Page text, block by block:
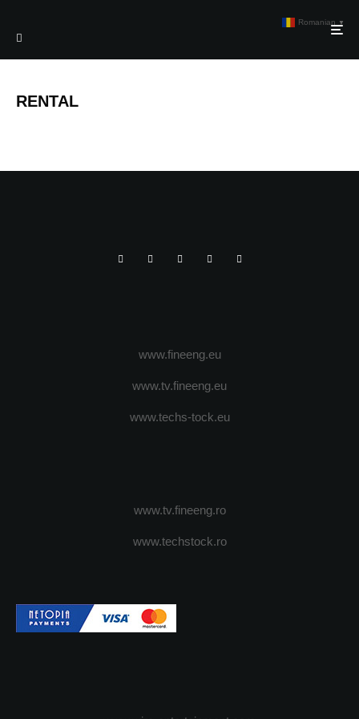
RENTAL
www.fineeng.eu
www.tv.fineeng.eu
www.techs-tock.eu
www.tv.fineeng.ro
www.techstock.ro
Romanian ▼